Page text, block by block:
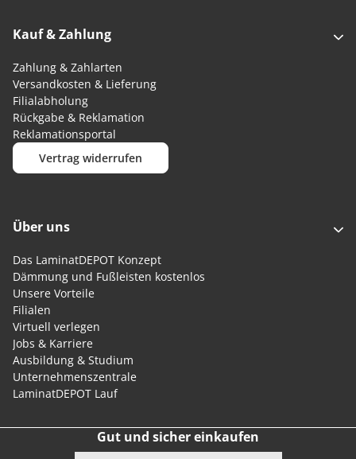
Kauf & Zahlung
Zahlung & Zahlarten
Versandkosten & Lieferung
Filialabholung
Rückgabe & Reklamation
Reklamationsportal
Vertrag widerrufen
Über uns
Das LaminatDEPOT Konzept
Dämmung und Fußleisten kostenlos
Unsere Vorteile
Filialen
Virtuell verlegen
Jobs & Karriere
Ausbildung & Studium
Unternehmenszentrale
LaminatDEPOT Lauf
Gut und sicher einkaufen